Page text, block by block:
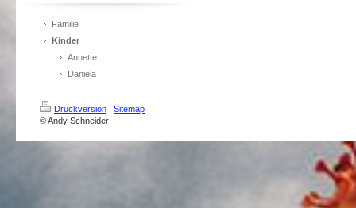
Familie
Kinder
Annette
Daniela
Druckversion | Sitemap
© Andy Schneider